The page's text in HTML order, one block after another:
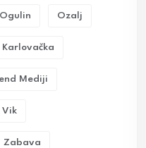
Ogulin Ozalj
Karlovačka
Mediji
Vik
Zabava